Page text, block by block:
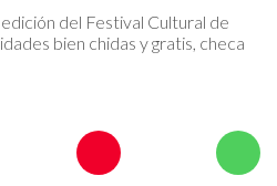
del Festival Cultural de
bien chidas y gratis, checa